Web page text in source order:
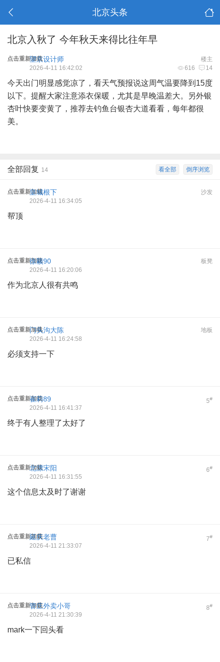
北京头条
北京入秋了 今年秋天来得比往年早
点击重新加载 楼主
望京设计师
616 14
2026-4-11 16:42:02
今天出门明显感觉凉了，看天气预报说这周气温要降到15度
以下。提醒大家注意添衣保暖，尤其是早晚温差大。另外银
杏叶快要变黄了，推荐去钓鱼台银杏大道看看，每年都很
美。
倒序浏览
看全部
全部回复 14
点击重新加载 沙发
皇城根下
2026-4-11 16:34:05
帮顶
点击重新加载 板凳
徐颖90
2026-4-11 16:20:06
作为北京人很有共鸣
点击重新加载 地板
门头沟大陈
2026-4-11 16:24:58
必须支持一下
点击重新加载 5#
崔莉89
2026-4-11 16:41:37
终于有人整理了太好了
点击重新加载 6#
北漂宋阳
2026-4-11 16:31:55
这个信息太及时了谢谢
点击重新加载 7#
延庆老曹
2026-4-11 21:33:07
已私信
点击重新加载 8#
管庄外卖小哥
2026-4-11 21:30:39
mark一下回头看